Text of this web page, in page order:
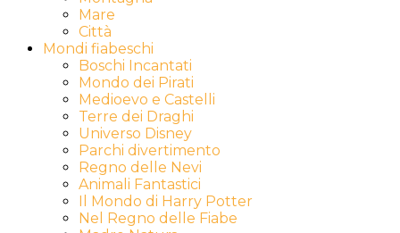
Mare
Città
Mondi fiabeschi
Boschi Incantati
Mondo dei Pirati
Medioevo e Castelli
Terre dei Draghi
Universo Disney
Parchi divertimento
Regno delle Nevi
Animali Fantastici
Il Mondo di Harry Potter
Nel Regno delle Fiabe